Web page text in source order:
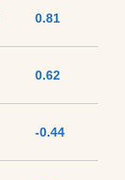
0.81
0.62
-0.44